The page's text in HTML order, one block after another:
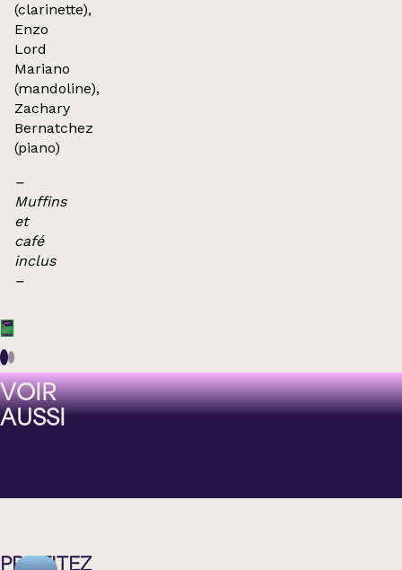
(clarinette),
Enzo
Lord
Mariano
(mandoline),
Zachary
Bernatchez
(piano)
–
Muffins
et
café
inclus
–
VOIR
AUSSI
PROFITEZ